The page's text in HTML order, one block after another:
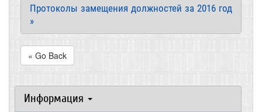
Протоколы замещения должностей за 2016 год
»
« Go Back
Информация